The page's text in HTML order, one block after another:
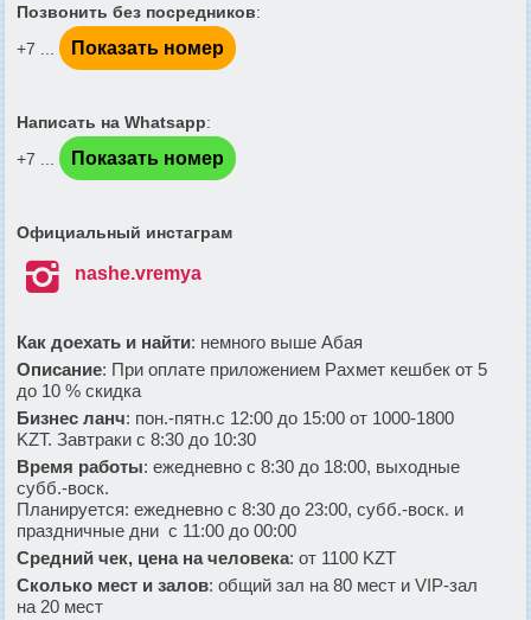
Позвонить без посредников:
+7 ...
Показать номер
Написать на Whatsapp:
+7 ...
Показать номер
Официальный инстаграм
 nashe.vremya
Как доехать и найти: немного выше Абая
Описание: При оплате приложением Рахмет кешбек от 5
до 10 % скидка
Бизнес ланч: пон.-пятн.с 12:00 до 15:00 от 1000-1800
KZT. Завтраки с 8:30 до 10:30
Время работы: ежедневно с 8:30 до 18:00, выходные
субб.-воск.
Планируется: ежедневно с 8:30 до 23:00, субб.-воск. и
праздничные дни с 11:00 до 00:00
Средний чек, цена на человека: от 1100 KZT
Сколько мест и залов: общий зал на 80 мест и VIP-зал
на 20 мест